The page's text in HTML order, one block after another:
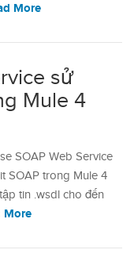
More
sử
Mule 4
SOAP Web Service
SOAP trong Mule 4
tin .wsdl cho đến
More